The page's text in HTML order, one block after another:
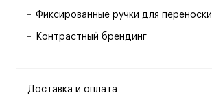
Фиксированные ручки для переноски
Контрастный брендинг
Доставка и оплата